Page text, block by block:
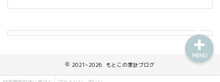
2021–2026 もとこの家計ブログ
MENU